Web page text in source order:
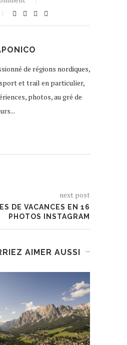
de régions nordiques,
et trail en particulier,
photos, au gré de
next post
DE VACANCES EN 16
PHOTOS INSTAGRAM
AIMER AUSSI